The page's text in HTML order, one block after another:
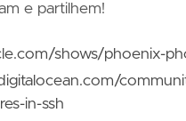
e partilhem!
shows/phoenix-
in-ssh